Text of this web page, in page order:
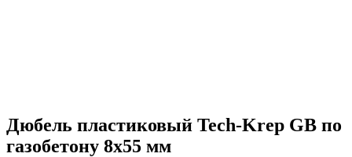
Дюбель пластиковый Tech-Krep GB по
газобетону 8х55 мм